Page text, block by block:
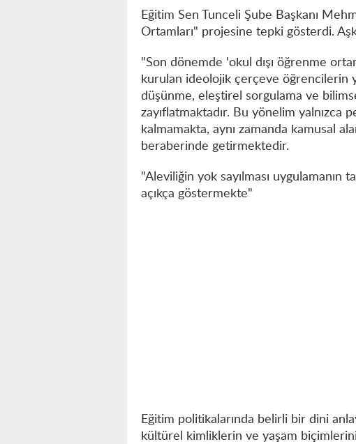
Eğitim Sen Tunceli Şube Başkanı
Ortamları" projesine tepki gösterdi.
"Son dönemde 'okul dışı öğrenme
kurulan ideolojik çerçeve öğrencilerin
düşünme, eleştirel sorgulama ve
zayıflatmaktadır. Bu yönelim yalnızca
kalmamakta, aynı zamanda kamusal
beraberinde getirmektedir.
"Aleviliğin yok sayılması uygulamanın
açıkça göstermekte"
Eğitim politikalarında belirli bir dini
kültürel kimliklerin ve yaşam